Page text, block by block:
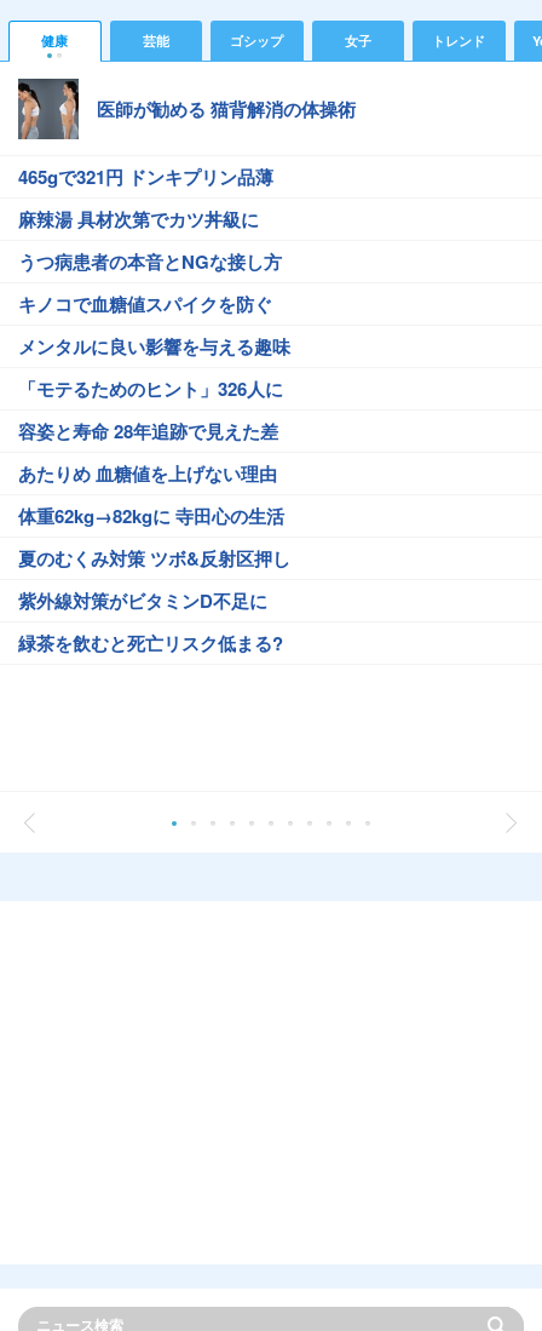
健康 芸能 ゴシップ 女子 トレンド
医師が勧める 猫背解消の体操術
465gで321円 ドンキプリン品薄
麻辣湯 具材次第でカツ丼級に
うつ病患者の本音とNGな接し方
キノコで血糖値スパイクを防ぐ
メンタルに良い影響を与える趣味
「モテるためのヒント」326人に
容姿と寿命 28年追跡で見えた差
あたりめ 血糖値を上げない理由
体重62kg→82kgに 寺田心の生活
夏のむくみ対策 ツボ&反射区押し
紫外線対策がビタミンD不足に
緑茶を飲むと死亡リスク低まる?